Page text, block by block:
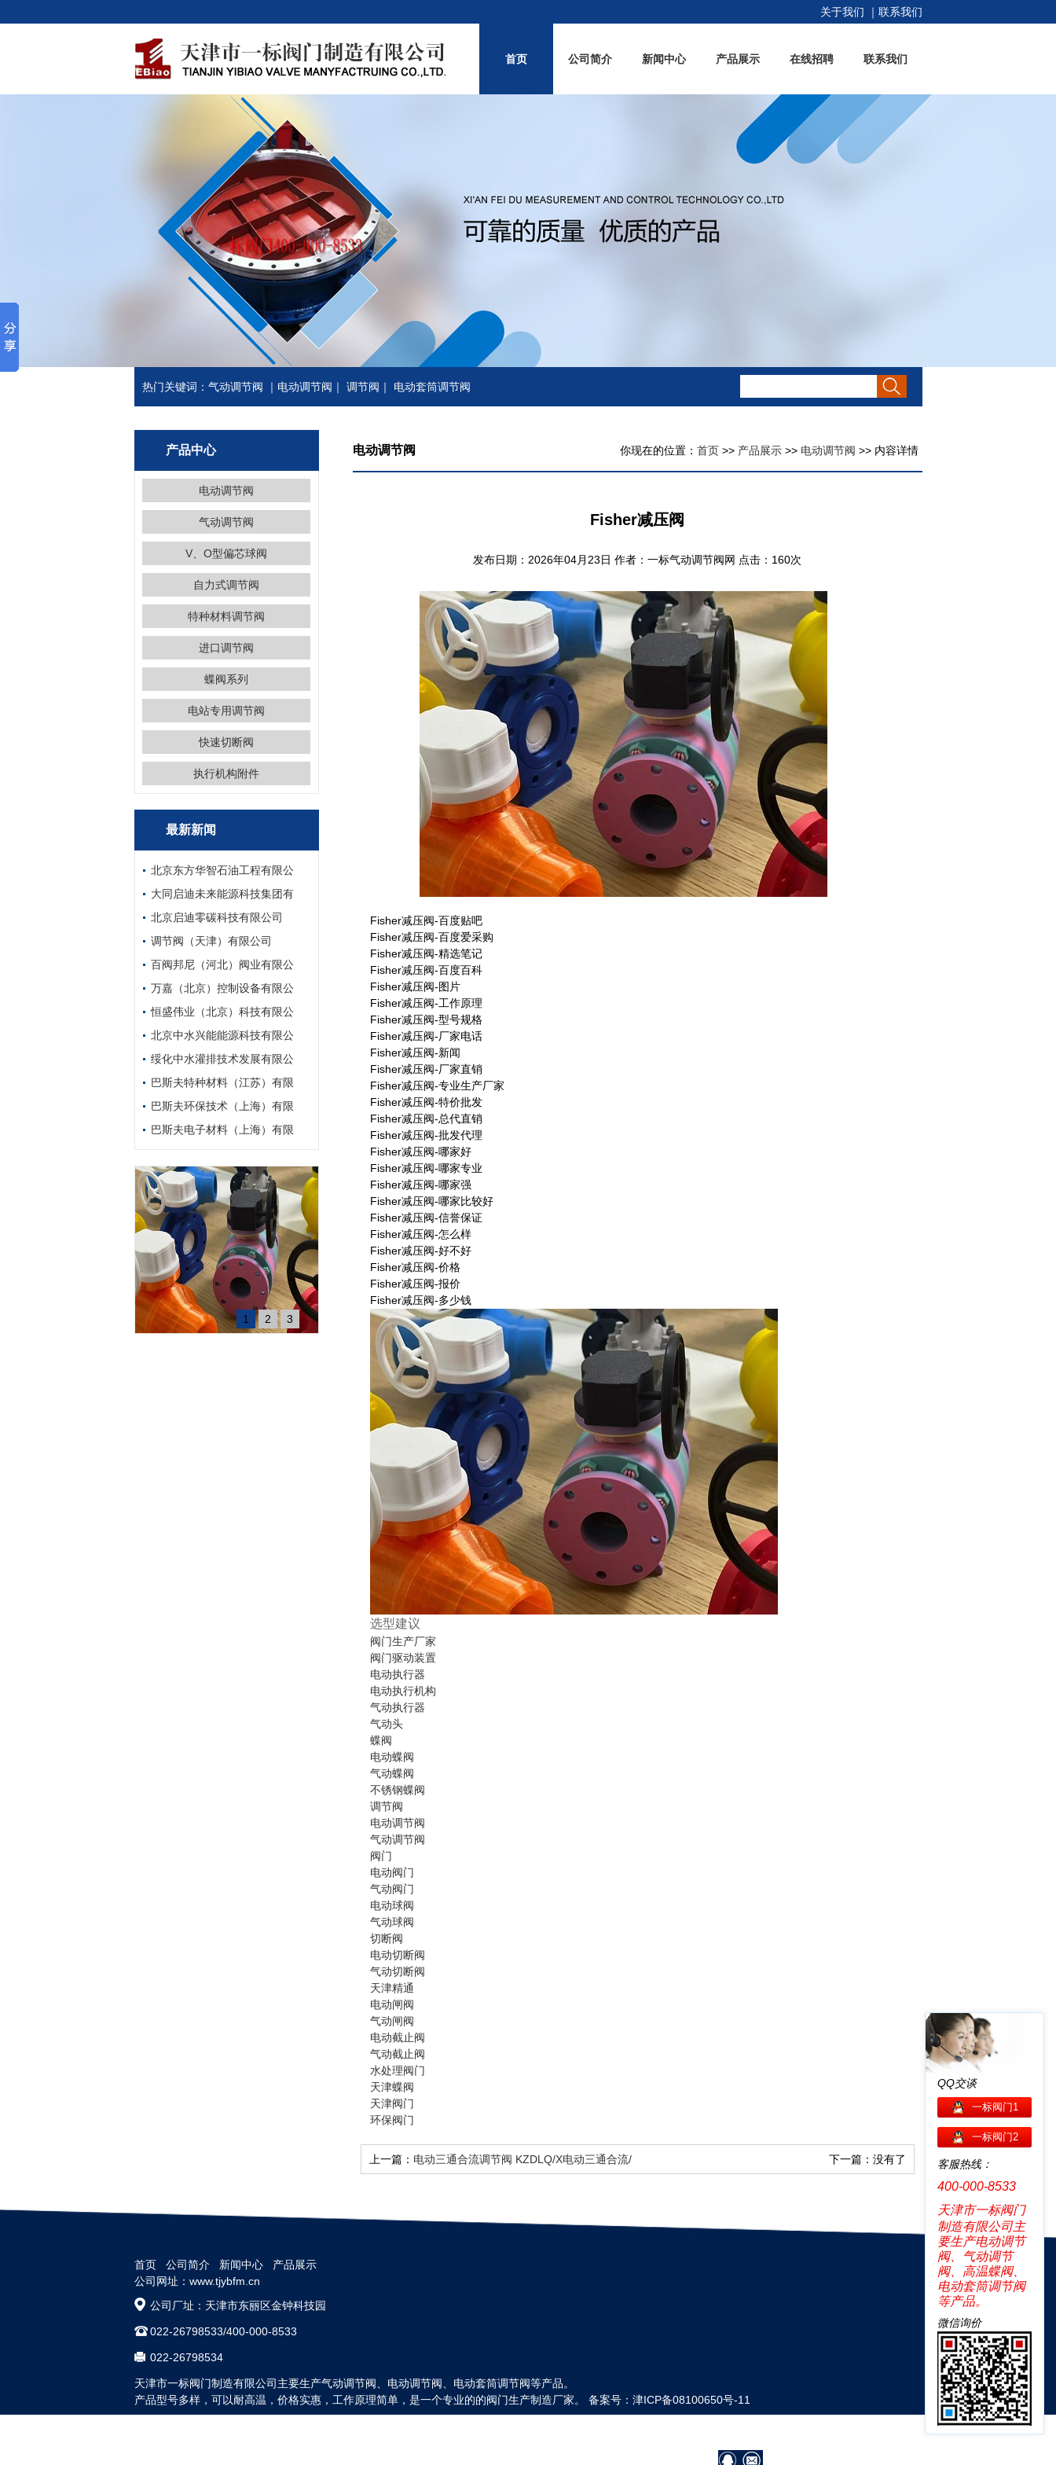
关于我们 ｜ 联系我们
首页 公司简介 新闻中心 产品展示 在线招聘 联系我们
热门关键词： 气动调节阀 ｜ 电动调节阀 ｜ 调节阀 ｜ 电动套筒调节阀
产品中心
电动调节阀
气动调节阀
V、O型偏芯球阀
自力式调节阀
特种材料调节阀
进口调节阀
蝶阀系列
电站专用调节阀
快速切断阀
执行机构附件
最新新闻
北京东方华智石油工程有限公
大同启迪未来能源科技集团有
北京启迪零碳科技有限公司
调节阀（天津）有限公司
百阀邦尼（河北）阀业有限公
万嘉（北京）控制设备有限公
恒盛伟业（北京）科技有限公
北京中水兴能能源科技有限公
绥化中水灌排技术发展有限公
巴斯夫特种材料（江苏）有限
巴斯夫环保技术（上海）有限
巴斯夫电子材料（上海）有限
1 2 3
电动调节阀 你现在的位置： 首页>> 产品展示>> 电动调节阀 >> 内容详情
Fisher减压阀
发布日期：2026年04月23日 作者：一标气动调节阀网 点击： 160次
Fisher减压阀-百度贴吧
Fisher减压阀-百度爱采购
Fisher减压阀-精选笔记
Fisher减压阀-百度百科
Fisher减压阀-图片
Fisher减压阀-工作原理
Fisher减压阀-型号规格
Fisher减压阀-厂家电话
Fisher减压阀-新闻
Fisher减压阀-厂家直销
Fisher减压阀-专业生产厂家
Fisher减压阀-特价批发
Fisher减压阀-总代直销
Fisher减压阀-批发代理
Fisher减压阀-哪家好
Fisher减压阀-哪家专业
Fisher减压阀-哪家强
Fisher减压阀-哪家比较好
Fisher减压阀-信誉保证
Fisher减压阀-怎么样
Fisher减压阀-好不好
Fisher减压阀-价格
Fisher减压阀-报价
Fisher减压阀-多少钱
选型建议
阀门生产厂家
阀门驱动装置
电动执行器
电动执行机构
气动执行器
气动头
蝶阀
电动蝶阀
气动蝶阀
不锈钢蝶阀
调节阀
电动调节阀
气动调节阀
阀门
电动阀门
气动阀门
电动球阀
气动球阀
切断阀
电动切断阀
气动切断阀
天津精通
电动闸阀
气动闸阀
电动截止阀
气动截止阀
水处理阀门
天津蝶阀
天津阀门
环保阀门
上一篇： 电动三通合流调节阀 KZDLQ/X电动三通合流/ 下一篇：没有了
首页 公司简介 新闻中心
产品展示
公司网址：www.tjybfm.cn
公司厂址：天津市东丽区金钟科技园
022-26798533/400-000-8533
022-26798534
天津市一标阀门制造有限公司主要生产气动调节阀、电动调节阀、电动套筒调节阀等产品。
产品型号多样，可以耐高温，价格实惠，工作原理简单，是一个专业的的阀门生产制造厂家。 备案号： 津ICP备08100650号-11
QQ交谈
一标阀门1
一标阀门2
客服热线：
400-000-8533
天津市一标阀门
制造有限公司主
要生产电动调节
阀、气动调节
阀、高温蝶阀、
电动套筒调节阀
等产品。
微信询价